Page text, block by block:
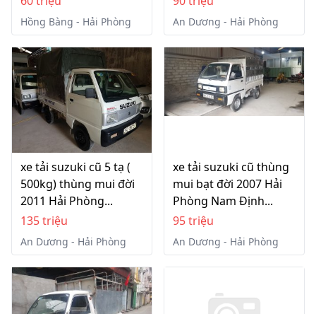
Hồng Bàng - Hải Phòng An Dương - Hải Phòng
xe tải suzuki cũ 5 tạ (
500kg) thùng mui đời
2011 Hải Phòng...
135 triệu
An Dương - Hải Phòng
xe tải suzuki cũ thùng
mui bạt đời 2007 Hải
Phòng Nam Định...
95 triệu
An Dương - Hải Phòng